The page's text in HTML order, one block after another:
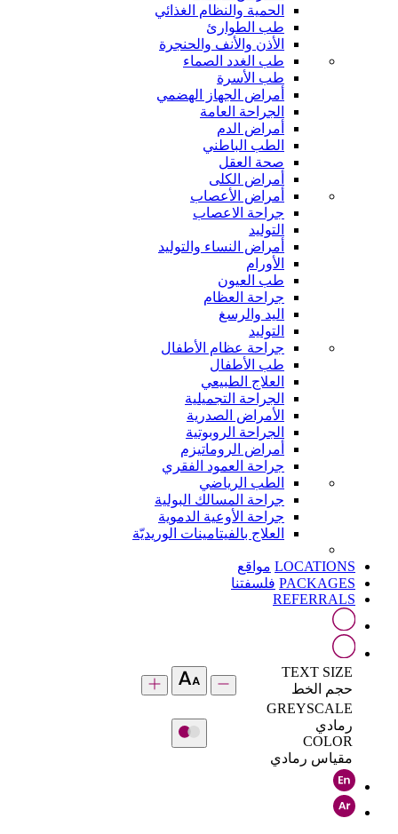
الحمية والنظام الغذائي
طب الطوارئ
الأذن والأنف والحنجرة
طب الغدد الصماء
طب الأسرة
أمراض الجهاز الهضمي
الجراحة العامة
أمراض الدم
الطب الباطني
صحة العقل
أمراض الكلى
أمراض الأعصاب
جراحة الاعصاب
التوليد
أمراض النساء والتوليد
الأورام
طب العيون
جراحة العظام
اليد والرسغ
التوليد
جراحة عظام الأطفال
طب الأطفال
العلاج الطبيعي
الجراحة التجميلية
الأمراض الصدرية
الجراحة الروبوتية
أمراض الروماتيزم
جراحة العمود الفقري
الطب الرياضي
جراحة المسالك البولية
جراحة الأوعية الدموية
العلاج بالفيتامينات الوريديّة
LOCATIONS مواقع
PACKAGES فلسفتنا
REFERRALS
TEXT SIZE
حجم الخط
GREYSCALE
رمادي
COLOR
مقياس رمادي